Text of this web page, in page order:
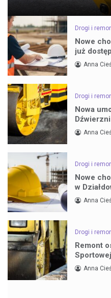
Drogi i
Nowe
już
Anna
Drogi i
Nowa
Anna
Drogi i
Nowe
w
Anna
Drogi i
Remont
Anna